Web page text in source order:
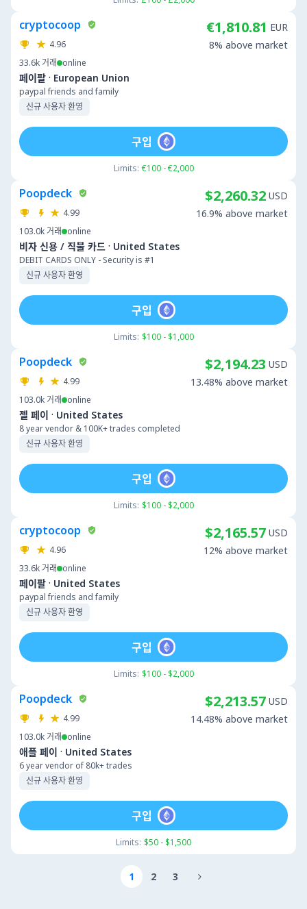
cryptocoop
4.96
33.6k 거래 online
페이팔 · European Union
paypal friends and family
신규 사용자 환영
€1,810.81 EUR
8% above market
Limits: €100 - €2,000
구입
Poopdeck
4.99
103.0k 거래 online
비자 신용 / 직불 카드 · United States
DEBIT CARDS ONLY - Security is #1
신규 사용자 환영
$2,260.32 USD
16.9% above market
Limits: $100 - $1,000
구입
Poopdeck
4.99
103.0k 거래 online
젤 페이 · United States
8 year vendor & 100K+ trades completed
신규 사용자 환영
$2,194.23 USD
13.48% above market
Limits: $100 - $2,000
구입
cryptocoop
4.96
33.6k 거래 online
페이팔 · United States
paypal friends and family
신규 사용자 환영
$2,165.57 USD
12% above market
Limits: $100 - $2,000
구입
Poopdeck
4.99
103.0k 거래 online
애플 페이 · United States
6 year vendor of 80k+ trades
신규 사용자 환영
$2,213.57 USD
14.48% above market
Limits: $50 - $1,500
구입
1 2 3 